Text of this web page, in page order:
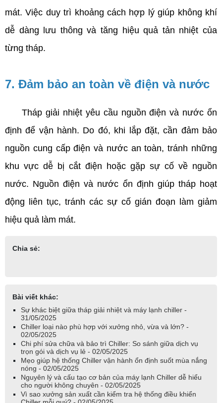
mát. Việc duy trì khoảng cách hợp lý giúp không khí
dễ dàng lưu thông và tăng hiệu quả tản nhiệt của
từng tháp.
7. Đảm bảo an toàn về điện và nước
Tháp giải nhiệt yêu cầu nguồn điện và nước ổn
định để vận hành. Do đó, khi lắp đặt, cần đảm bảo
nguồn cung cấp điện và nước an toàn, tránh những
khu vực dễ bị cắt điện hoặc gặp sự cố về nguồn
nước. Nguồn điện và nước ổn định giúp tháp hoạt
động liên tục, tránh các sự cố gián đoạn làm giảm
hiệu quả làm mát.
Chia sẻ:
Bài viết khác:
Sự khác biệt giữa tháp giải nhiệt và máy lạnh chiller -
31/05/2025
Chiller loại nào phù hợp với xưởng nhỏ, vừa và lớn? -
02/05/2025
Chi phí sửa chữa và bảo trì Chiller: So sánh giữa dịch vụ
trọn gói và dịch vụ lẻ - 02/05/2025
Mẹo giúp hệ thống Chiller vận hành ổn định suốt mùa nắng
nóng - 02/05/2025
Nguyên lý và cấu tạo cơ bản của máy lạnh Chiller dễ hiểu
cho người không chuyên - 02/05/2025
Vì sao xưởng sản xuất cần kiểm tra hệ thống điều khiển